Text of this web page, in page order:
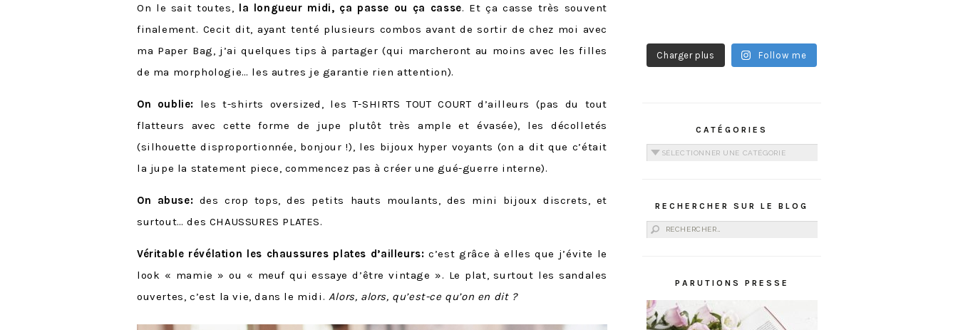
On le sait toutes, la longueur midi, ça passe ou ça casse. Et ça casse très souvent
finalement. Cecit dit, ayant tenté plusieurs combos avant de sortir de chez moi avec
ma Paper Bag, j’ai quelques tips à partager (qui marcheront au moins avec les filles
de ma morphologie… les autres je garantie rien attention).
On oublie: les t-shirts oversized, les T-SHIRTS TOUT COURT d’ailleurs (pas du tout
flatteurs avec cette forme de jupe plutôt très ample et évasée), les décolletés
(silhouette disproportionnée, bonjour !), les bijoux hyper voyants (on a dit que c’était
la jupe la statement piece, commencez pas à créer une gué-guerre interne).
On abuse: des crop tops, des petits hauts moulants, des mini bijoux discrets, et
surtout… des CHAUSSURES PLATES.
Véritable révélation les chaussures plates d’ailleurs: c’est grâce à elles que j’évite le
look « mamie » ou « meuf qui essaye d’être vintage ». Le plat, surtout les sandales
ouvertes, c’est la vie, dans le midi. Alors, alors, qu’est-ce qu’on en dit ?
Charger plus Follow me
CATÉGORIES
Catégories
RECHERCHER SUR LE BLOG
Rechercher :
PARUTIONS PRESSE